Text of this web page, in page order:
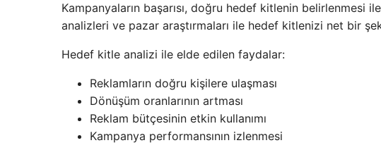
Kampanyaların başarısı, doğru hedef kitlenin belirlenmesi
analizleri ve pazar araştırmaları ile hedef kitlenizi net bir
Hedef kitle analizi ile elde edilen faydalar:
Reklamların doğru kişilere ulaşması
Dönüşüm oranlarının artması
Reklam bütçesinin etkin kullanımı
Kampanya performansının izlenmesi